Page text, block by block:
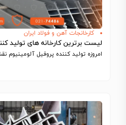
کارخانجات آهن و فولاد ایران
لیست برترین کارخانه های تولید